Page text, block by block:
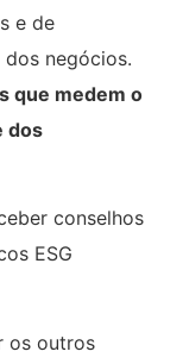
e de
negócios.
que medem o
dos
conselhos
ESG
os outros